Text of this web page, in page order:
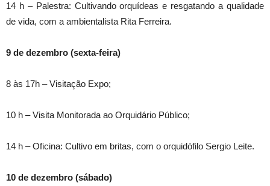
14 h – Palestra: Cultivando orquídeas e resgatando a qualidade
de vida, com a ambientalista Rita Ferreira.
9 de dezembro (sexta-feira)
8 às 17h – Visitação Expo;
10 h – Visita Monitorada ao Orquidário Público;
14 h – Oficina: Cultivo em britas, com o orquidófilo Sergio Leite.
10 de dezembro (sábado)